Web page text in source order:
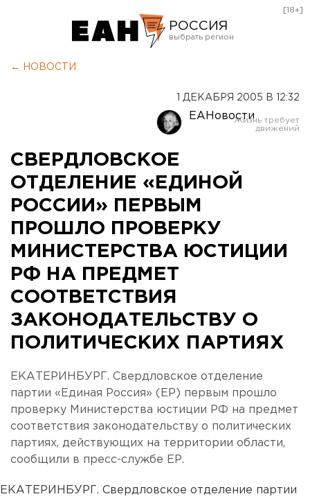
РОССИЯ
Оренбург
[18+]
← НОВОСТИ
1 ДЕКАБРЯ 2005 В 12:32
ЕАНовости
СВЕРДЛОВСКОЕ
ОТДЕЛЕНИЕ «ЕДИНОЙ
РОССИИ» ПЕРВЫМ
ПРОШЛО ПРОВЕРКУ
МИНИСТЕРСТВА ЮСТИЦИИ
РФ НА ПРЕДМЕТ
СООТВЕТСТВИЯ
ЗАКОНОДАТЕЛЬСТВУ О
ПОЛИТИЧЕСКИХ ПАРТИЯХ
ЕКАТЕРИНБУРГ. Свердловское отделение
партии «Единая Россия» (ЕР) первым прошло
проверку Министерства юстиции РФ на предмет
соответствия законодательству о политических
партиях, действующих на территории области,
сообщили в пресс-службе ЕР.
ЕКАТЕРИНБУРГ. Свердловское отделение партии